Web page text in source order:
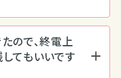
ので、終電上
てもいいです